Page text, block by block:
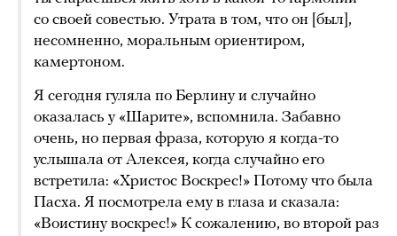
со своей совестью. Утрата в том, что он [был],
несомненно, моральным ориентиром,
камертоном.
Я сегодня гуляла по Берлину и случайно
оказалась у «Шарите», вспомнила. Забавно
очень, но первая фраза, которую я когда-то
услышала от Алексея, когда случайно его
встретила: «Христос Воскрес!» Потому что была
Пасха. Я посмотрела ему в глаза и сказала:
«Воистину воскрес!» К сожалению, во второй раз